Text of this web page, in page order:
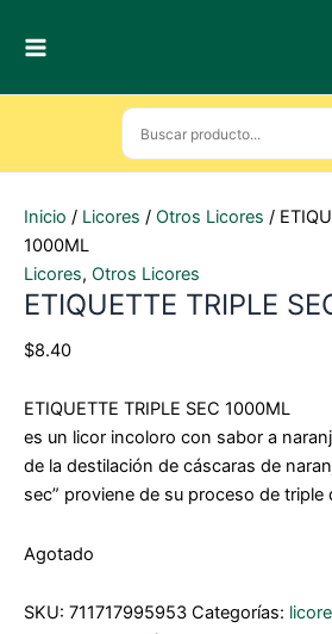
Inicio / Licores / Otros Licores /
1000ML
Licores, Otros Licores
ETIQUETTE TRIPLE
$8.40
ETIQUETTE TRIPLE SEC 1000ML
es un licor incoloro con sabor a
de la destilación de cáscaras de
sec” proviene de su proceso de triple
Agotado
SKU: 711717995953 Categorías: